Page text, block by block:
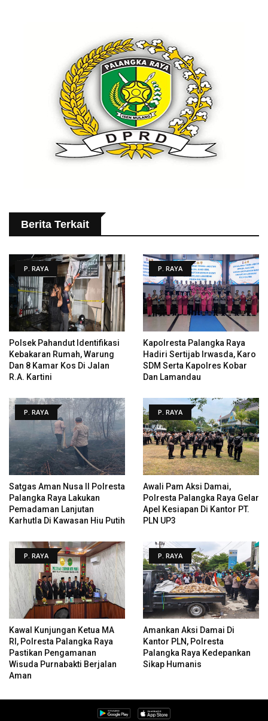
Berita Terkait
P. RAYA
Polsek Pahandut Identifikasi
Kebakaran Rumah, Warung
Dan 8 Kamar Kos Di Jalan
R.A. Kartini
P. RAYA
Kapolresta Palangka Raya
Hadiri Sertijab Irwasda, Karo
SDM Serta Kapolres Kobar
Dan Lamandau
P. RAYA
Satgas Aman Nusa II Polresta
Palangka Raya Lakukan
Pemadaman Lanjutan
Karhutla Di Kawasan Hiu Putih
P. RAYA
Awali Pam Aksi Damai,
Polresta Palangka Raya Gelar
Apel Kesiapan Di Kantor PT.
PLN UP3
P. RAYA
Kawal Kunjungan Ketua MA
RI, Polresta Palangka Raya
Pastikan Pengamanan
Wisuda Purnabakti Berjalan
Aman
P. RAYA
Amankan Aksi Damai Di
Kantor PLN, Polresta
Palangka Raya Kedepankan
Sikap Humanis